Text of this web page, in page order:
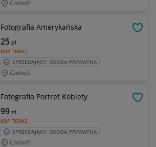
Czeladź
Fotografia Amerykańska
KUP TERAZ
25zł
SPRZEDAJĄCY: OSOBA PRYWATNA
Czeladź
Fotografia Portret Kobiety
KUP TERAZ
99zł
SPRZEDAJĄCY: OSOBA PRYWATNA
Czeladź